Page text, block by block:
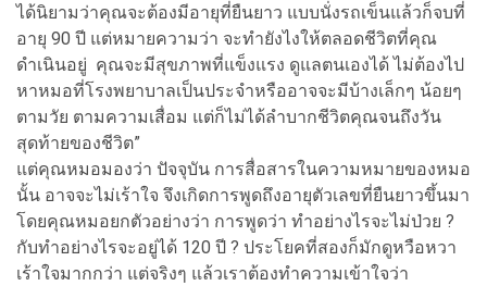
ได้นิยามว่าคุณจะต้องมีอายุที่ยืนยาว แบบนั่งรถเข็นแล้วก็จบที่
อายุ 90 ปี แต่หมายความว่า จะทำยังไงให้ตลอดชีวิตที่คุณ
ดำเนินอยู่ คุณจะมีสุขภาพที่แข็งแรง ดูแลตนเองได้ ไม่ต้องไป
หาหมอที่โรงพยาบาลเป็นประจำหรืออาจจะมีบ้างเล็กๆ น้อยๆ
ตามวัย ตามความเสื่อม แต่ก็ไม่ได้ลำบากชีวิตคุณจนถึงวัน
สุดท้ายของชีวิต”
แต่คุณหมอมองว่า ปัจจุบัน การสื่อสารในความหมายของหมอ
นั้น อาจจะไม่เร้าใจ จึงเกิดการพูดถึงอายุตัวเลขที่ยืนยาวขึ้นมา
โดยคุณหมอยกตัวอย่างว่า การพูดว่า ทำอย่างไรจะไม่ป่วย ?
กับทำอย่างไรจะอยู่ได้ 120 ปี ? ประโยคที่สองก็มักดูหวือหวา
เร้าใจมากกว่า แต่จริงๆ แล้วเราต้องทำความเข้าใจว่า